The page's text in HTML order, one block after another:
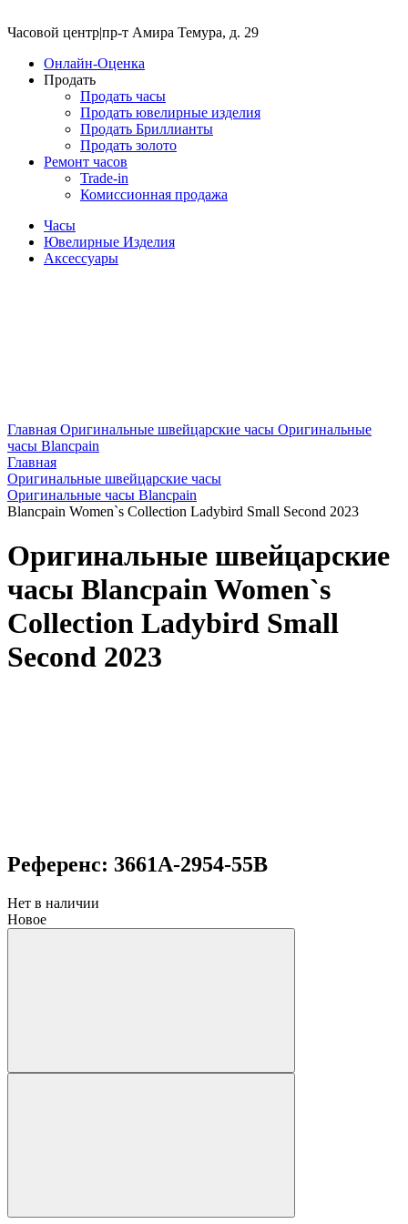
Часовой центр|пр-т Амира Темура, д. 29
Онлайн-Оценка
Продать
Продать часы
Продать ювелирные изделия
Продать Бриллианты
Продать золото
Ремонт часов
Trade-in
Комиссионная продажа
Часы
Ювелирные Изделия
Аксессуары
Главная Оригинальные швейцарские часы Оригинальные
часы Blancpain
Главная
Оригинальные швейцарские часы
Оригинальные часы Blancpain
Blancpain Women`s Collection Ladybird Small Second 2023
Оригинальные швейцарские
часы Blancpain Women`s
Collection Ladybird Small
Second 2023
Референс: 3661A-2954-55B
Нет в наличии
Новое